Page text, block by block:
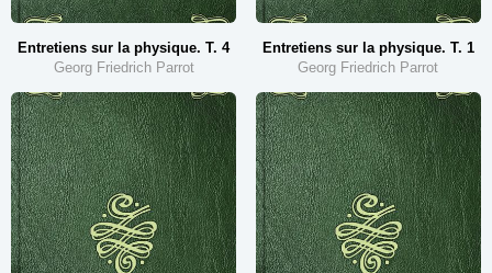
Entretiens sur la physique. T. 4
Georg Friedrich Parrot
Entretiens sur la physique. T. 1
Georg Friedrich Parrot